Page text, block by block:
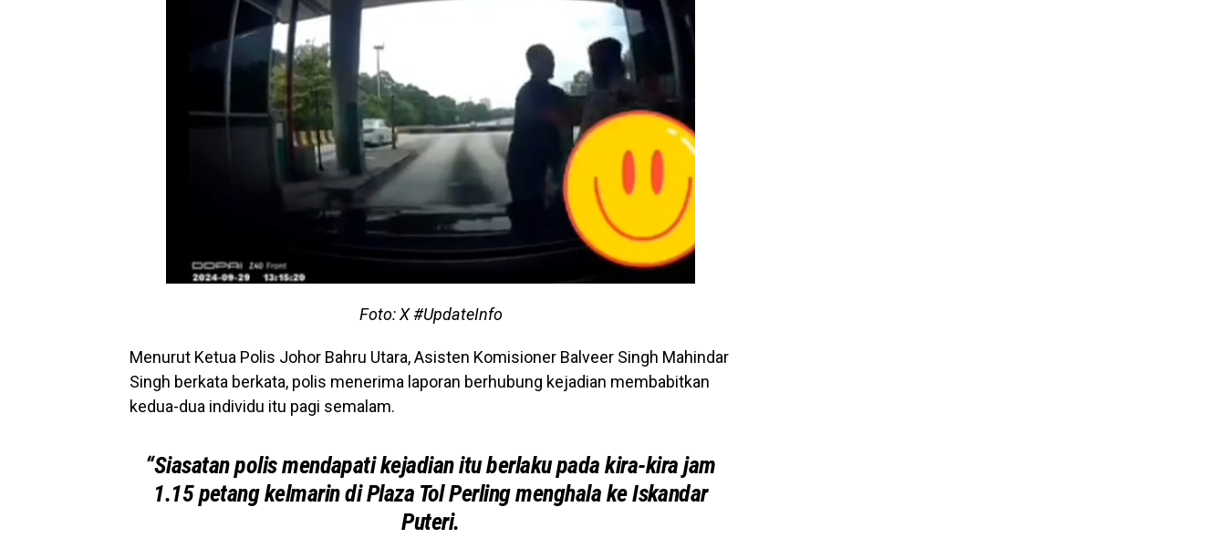
Foto: X #UpdateInfo
Menurut Ketua Polis Johor Bahru Utara, Asisten Komisioner Balveer Singh Mahindar
Singh berkata berkata, polis menerima laporan berhubung kejadian membabitkan
kedua-dua individu itu pagi semalam.
“Siasatan polis mendapati kejadian itu berlaku pada kira-kira jam
1.15 petang kelmarin di Plaza Tol Perling menghala ke Iskandar
Puteri.